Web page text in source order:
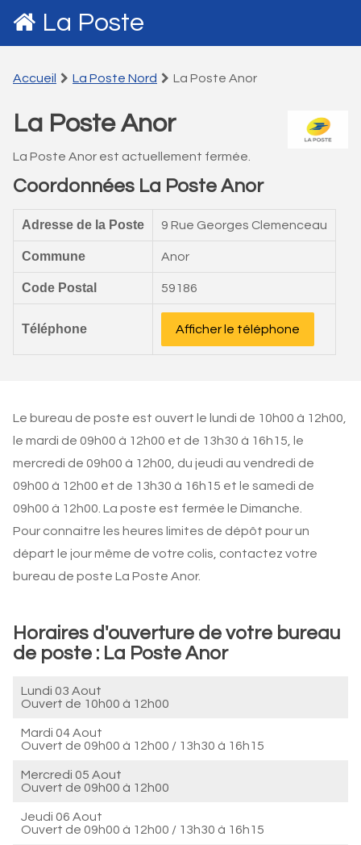
La Poste
Accueil La Poste Nord La Poste Anor
La Poste Anor
La Poste Anor est actuellement fermée.
Coordonnées La Poste Anor
Adresse de la Poste 9 Rue Georges Clemenceau
Commune Anor
Code Postal 59186
Téléphone Afficher le téléphone
Le bureau de poste est ouvert le lundi de 10h00 à 12h00,
le mardi de 09h00 à 12h00 et de 13h30 à 16h15, le
mercredi de 09h00 à 12h00, du jeudi au vendredi de
09h00 à 12h00 et de 13h30 à 16h15 et le samedi de
09h00 à 12h00. La poste est fermée le Dimanche.
Pour connaitre les heures limites de dépôt pour un
départ le jour même de votre colis, contactez votre
bureau de poste La Poste Anor.
Horaires d'ouverture de votre bureau
de poste : La Poste Anor
Lundi 03 Aout
Ouvert de 10h00 à 12h00
Mardi 04 Aout
Ouvert de 09h00 à 12h00 / 13h30 à 16h15
Mercredi 05 Aout
Ouvert de 09h00 à 12h00
Jeudi 06 Aout
Ouvert de 09h00 à 12h00 / 13h30 à 16h15